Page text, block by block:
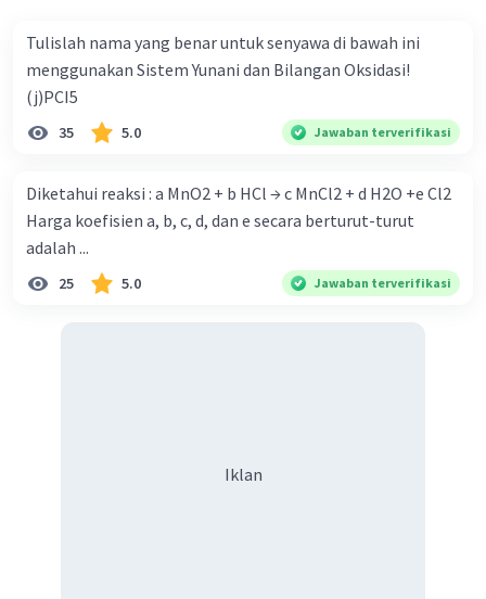
Tulislah nama yang benar untuk senyawa di bawah ini
menggunakan Sistem Yunani dan Bilangan Oksidasi!
(j)PCI5
35 5.0 Jawaban terverifikasi
Diketahui reaksi : a MnO2 + b HCl → c MnCl2 + d H2O +e Cl2
Harga koefisien a, b, c, d, dan e secara berturut-turut
adalah ...
25 5.0 Jawaban terverifikasi
Iklan